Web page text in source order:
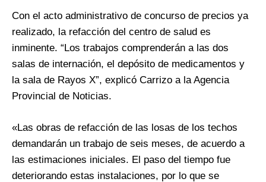
Con el acto administrativo de concurso de precios ya
realizado, la refacción del centro de salud es
inminente. “Los trabajos comprenderán a las dos
salas de internación, el depósito de medicamentos y
la sala de Rayos X”, explicó Carrizo a la Agencia
Provincial de Noticias.
«Las obras de refacción de las losas de los techos
demandarán un trabajo de seis meses, de acuerdo a
las estimaciones iniciales. El paso del tiempo fue
deteriorando estas instalaciones, por lo que se